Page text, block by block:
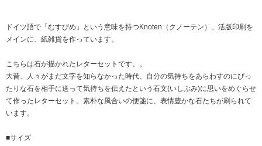
ドイツ語で「むすびめ」という意味を持つKnoten（クノーテン）。活版印刷を
メインに、紙雑貨を作っています。
こちらは石が描かれたレターセットです。。
大昔、人々がまだ文字を知らなかった時代、自分の気持ちをあらわすのにぴっ
たりな石を相手に送って気持ちを伝えたという石文(いしぶみ)に思いをめぐらせ
て作ったレターセット。素朴な風合いの便箋に、表情豊かな石たちが刷られて
います。
■サイズ